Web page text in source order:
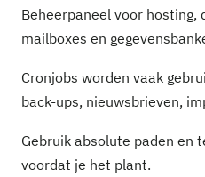
Beheerpaneel voor hosting,
mailboxes en
Cronjobs worden vaak
back-ups, nieuwsbrieven,
Gebruik absolute paden en
voordat je het plant.